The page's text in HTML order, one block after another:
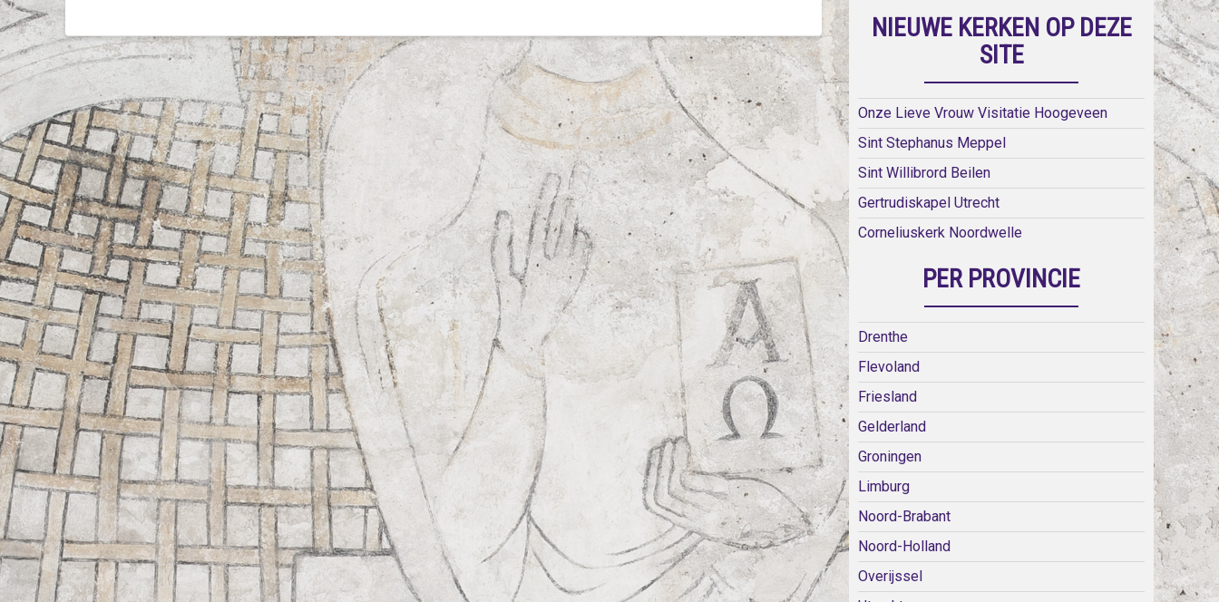
NIEUWE KERKEN OP DEZE
SITE
Onze Lieve Vrouw Visitatie Hoogeveen
Sint Stephanus Meppel
Sint Willibrord Beilen
Gertrudiskapel Utrecht
Corneliuskerk Noordwelle
PER PROVINCIE
Drenthe
Flevoland
Friesland
Gelderland
Groningen
Limburg
Noord-Brabant
Noord-Holland
Overijssel